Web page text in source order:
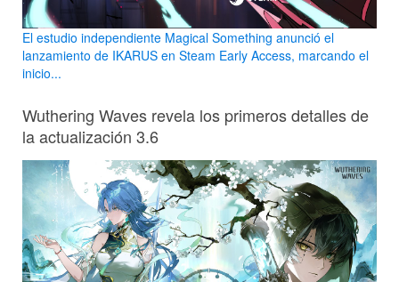
El estudio independiente Magical Something anunció el
lanzamiento de IKARUS en Steam Early Access, marcando el
inicio...
Wuthering Waves revela los primeros detalles de
la actualización 3.6